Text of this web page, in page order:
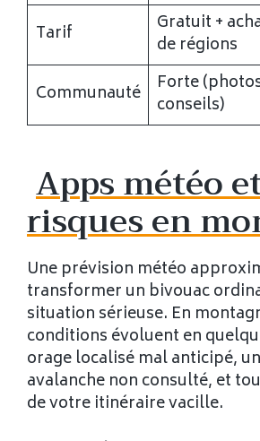
Tarif
Gratuit +
de régions
Communauté
Forte
conseils)
Apps météo
risques en
Une prévision météo
transformer un bivouac
situation sérieuse. En
conditions évoluent en
orage localisé mal anticipé,
avalanche non consulté, et
de votre itinéraire vacille.